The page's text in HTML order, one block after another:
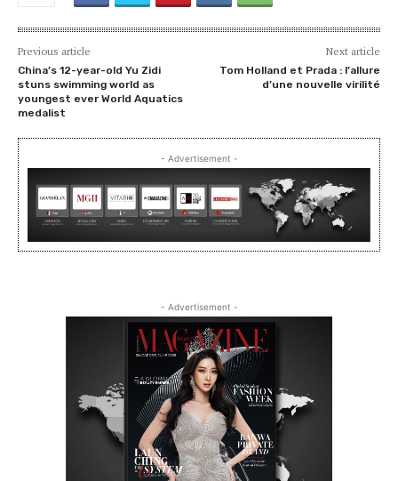
Previous article
China’s 12-year-old Yu Zidi
stuns swimming world as
youngest ever World Aquatics
medalist
Next article
Tom Holland et Prada : l’allure
d’une nouvelle virilité
- Advertisement -
- Advertisement -